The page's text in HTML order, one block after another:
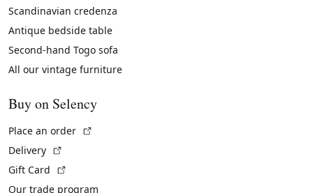
Scandinavian credenza
Antique bedside table
Second-hand Togo sofa
All our vintage furniture
Buy on Selency
Place an order
Delivery
Gift Card
Our trade program